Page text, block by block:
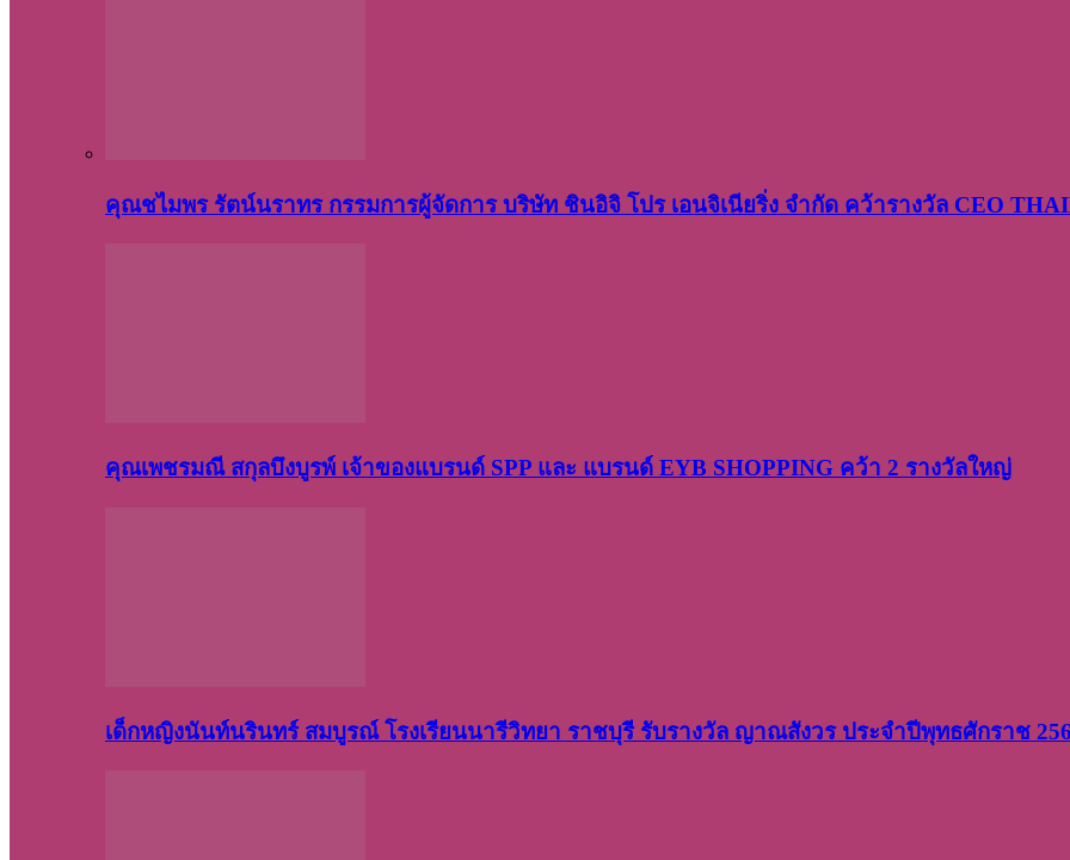
คุณชไมพร​ รัตน์​นรา​ทร​ กรรมการ​ผู้จัดการ บริษัท​ ชินอิจิ​ โปร​ เอน​จิเนีย​ริ่ง​ จำกัด คว้ารางวัล CEO
คุณเพชรมณี สกุลบึงบูรพ์ เจ้าของแบรนด์ SPP และ แบรนด์ EYB SHOPPING คว้า 2 รางวัลใหญ่
เด็กหญิงนันท์นรินทร์ สมบูรณ์ โรงเรียนนารีวิทยา ราชบุรี รับรางวัล ญาณสังวร ประจำปีพุทธศักราช